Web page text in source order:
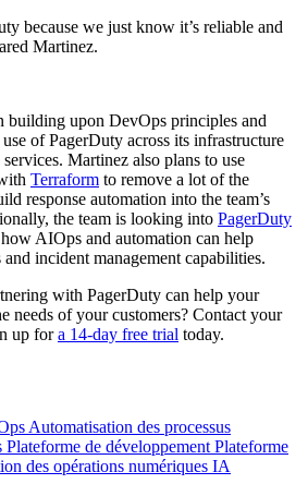
because we just know it’s reliable and
Martinez.
building upon DevOps principles and
of PagerDuty across its infrastructure
Martinez also plans to use
Terraform to remove a lot of the
response automation into the team’s
the team is looking into PagerDuty
how AIOps and automation can help
incident management capabilities.
with PagerDuty can help your
needs of your customers? Contact your
up fora 14-day free trial today.
Automatisation des processus
Plateforme de développement Plateforme
des opérations numériques IA